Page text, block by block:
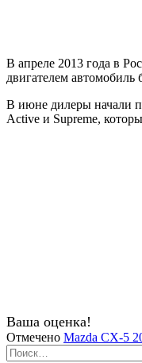
В апреле 2013 года в
двигателем автомобиль
В июне дилеры начали
Active и Supreme,
Ваша оценка!
Отмечено Mazda CX-5
Найти: